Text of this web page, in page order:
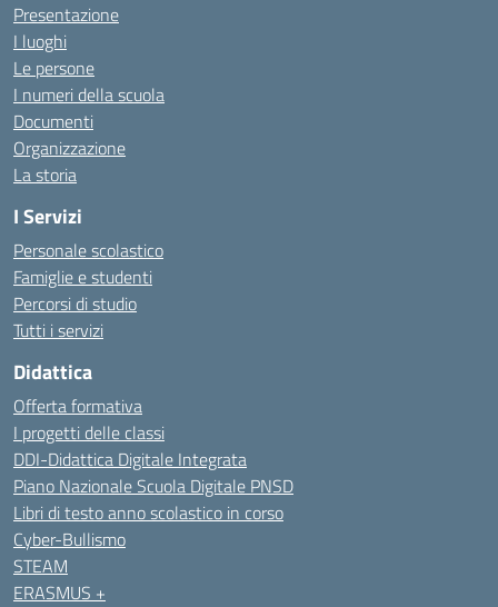
Presentazione
I luoghi
Le persone
I numeri della scuola
Documenti
Organizzazione
La storia
I Servizi
Personale scolastico
Famiglie e studenti
Percorsi di studio
Tutti i servizi
Didattica
Offerta formativa
I progetti delle classi
DDI-Didattica Digitale Integrata
Piano Nazionale Scuola Digitale PNSD
Libri di testo anno scolastico in corso
Cyber-Bullismo
STEAM
ERASMUS +